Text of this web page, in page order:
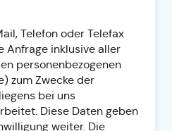
Telefon oder Telefax
Anfrage inklusive aller
personenbezogenen
zum Zwecke der
bei uns
Diese Daten geben
weiter. Die